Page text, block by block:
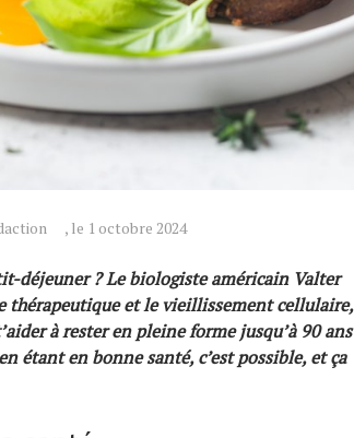
, le 1 octobre 2024
déjeuner ? Le biologiste américain Valter
thérapeutique et le vieillissement cellulaire,
à rester en pleine forme jusqu’à 90 ans
étant en bonne santé, c’est possible, et ça